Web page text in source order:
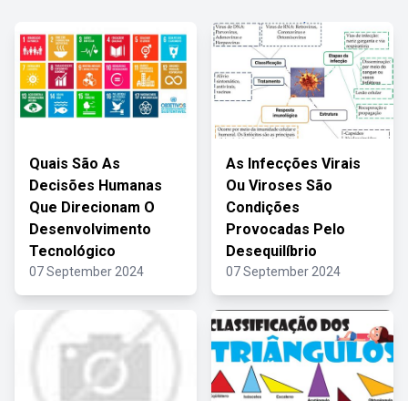
Quais São As
Decisões Humanas
Que Direcionam O
Desenvolvimento
Tecnológico
07 September 2024
As Infecções Virais
Ou Viroses São
Condições
Provocadas Pelo
Desequilíbrio
07 September 2024